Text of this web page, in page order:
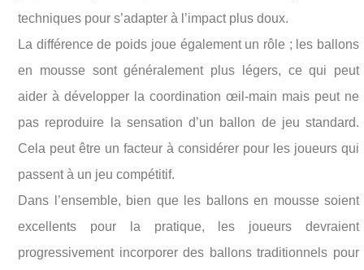
techniques pour s’adapter à l’impact plus doux.
La différence de poids joue également un rôle ; les ballons
en mousse sont généralement plus légers, ce qui peut
aider à développer la coordination œil-main mais peut ne
pas reproduire la sensation d’un ballon de jeu standard.
Cela peut être un facteur à considérer pour les joueurs qui
passent à un jeu compétitif.
Dans l’ensemble, bien que les ballons en mousse soient
excellents pour la pratique, les joueurs devraient
progressivement incorporer des ballons traditionnels pour